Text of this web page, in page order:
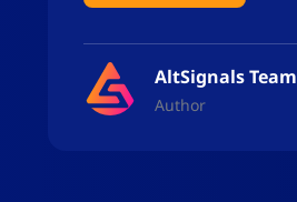
AltSignals Team
Author